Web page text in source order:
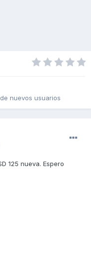
nuevos usuarios
125 nueva. Espero